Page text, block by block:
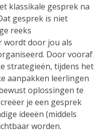
klassikale gesprek na
gesprek is niet
reeks
wordt door jou als
Door vooraf
strategieën, tijdens het
aanpakken leerlingen
oplossingen te
je een gesprek
ideeën (middels
worden.